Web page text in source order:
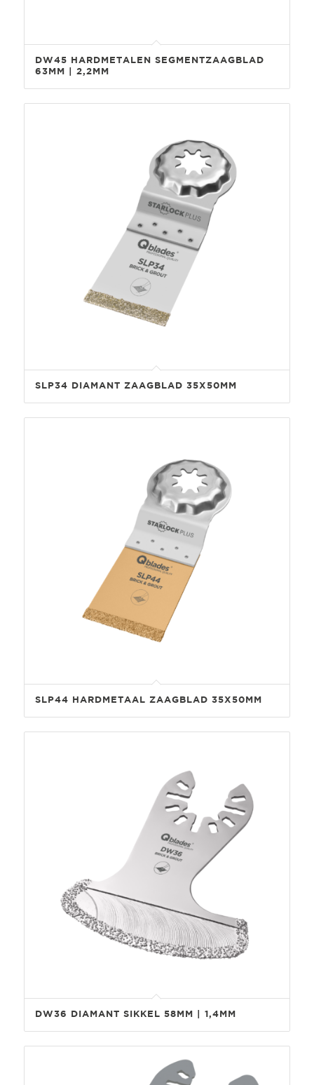
DW45 HARDMETALEN SEGMENTZAAGBLAD
63MM | 2,2MM
SLP34 DIAMANT ZAAGBLAD 35X50MM
SLP44 HARDMETAAL ZAAGBLAD 35X50MM
DW36 DIAMANT SIKKEL 58MM | 1,4MM